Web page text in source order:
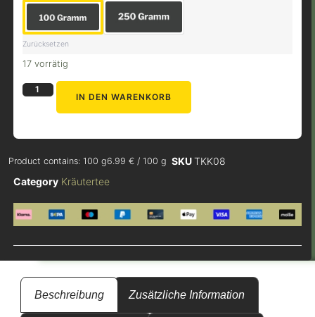
Zurücksetzen
17 vorrätig
IN DEN WARENKORB
Product contains: 100 g6.99 €/ 100 g SKUTKK08
Category Kräutertee
Beschreibung Zusätzliche Information